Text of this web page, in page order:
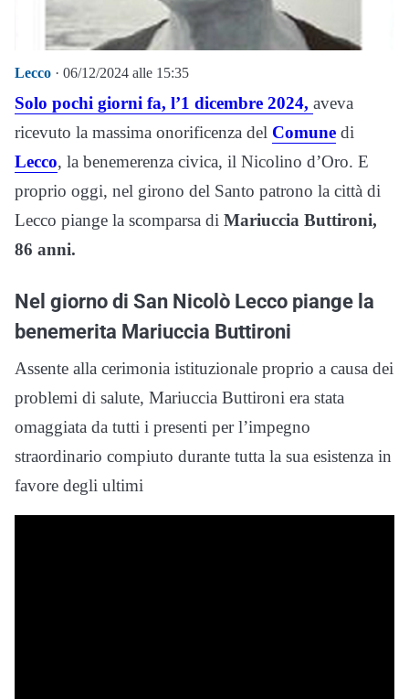
Lecco · 06/12/2024 alle 15:35
Solo pochi giorni fa, l’1 dicembre 2024, aveva
ricevuto la massima onorificenza del Comune di
Lecco, la benemerenza civica, il Nicolino d’Oro. E
proprio oggi, nel girono del Santo patrono la città di
Lecco piange la scomparsa di Mariuccia Buttironi,
86 anni.
Nel giorno di San Nicolò Lecco piange la
benemerita Mariuccia Buttironi
Assente alla cerimonia istituzionale proprio a causa dei
problemi di salute, Mariuccia Buttironi era stata
omaggiata da tutti i presenti per l’impegno
straordinario compiuto durante tutta la sua esistenza in
favore degli ultimi